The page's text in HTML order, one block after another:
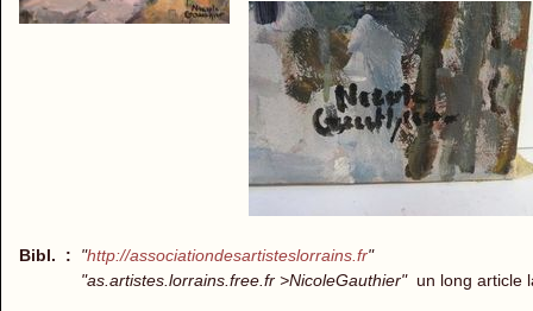
Bibl. : "http://associationdesartisteslorrains.fr"
"as.artistes.lorrains.free.fr >NicoleGauthier" un long article